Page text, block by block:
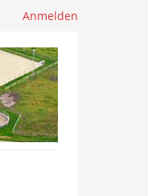
Anmelden